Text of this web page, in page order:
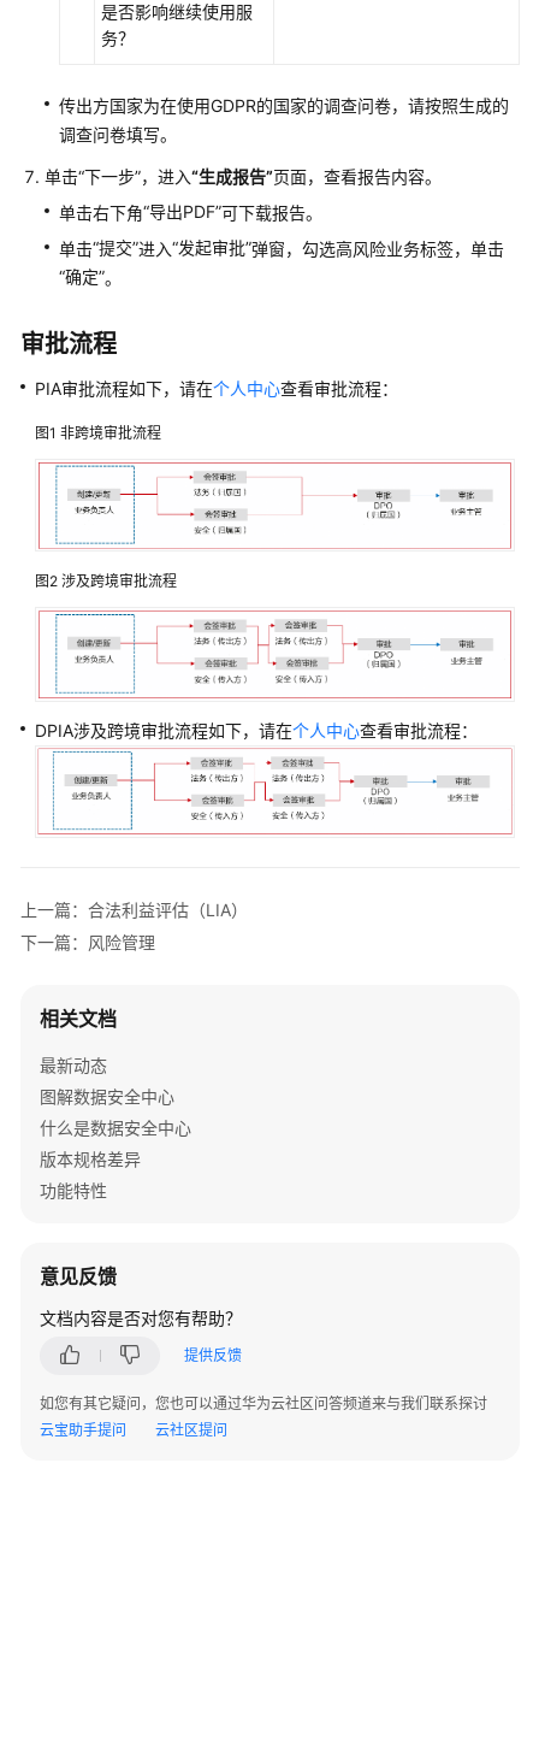
DSC
的
权
计
佳
践
参
考
参
考
场
景
码
示
例
问
题
频
助
文
档
载
通
参
产
品
是否影响继续使用服
务？
传出方国家为在使用GDPR的国家的调查问卷，请按照生成的
调查问卷填写。
单击“下一步”，进入“生成报告”页面，查看报告内容。
单击右下角“导出PDF”可下载报告。
单击“提交”进入“发起审批”弹窗，勾选高风险业务标签，单击
“确定”。
审批流程
PIA审批流程如下，请在个人中心查看审批流程：
图1 非跨境审批流程
图2 涉及跨境审批流程
DPIA涉及跨境审批流程如下，请在个人中心查看审批流程：
上一篇：合法利益评估（LIA）
下一篇：风险管理
相关文档
最新动态
图解数据安全中心
什么是数据安全中心
版本规格差异
功能特性
意见反馈
文档内容是否对您有帮助？
提供反馈
如您有其它疑问，您也可以通过华为云社区问答频道来与我们联系探讨
云宝助手提问
云社区提问